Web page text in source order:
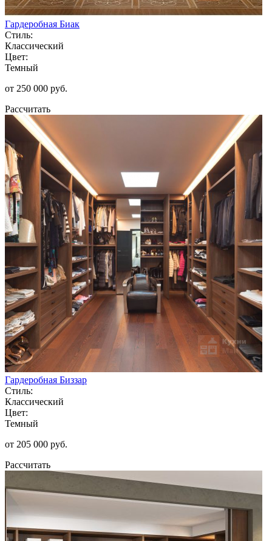
Гардеробная Биак
Стиль:
Классический
Цвет:
Темный
от 250 000 руб.
Рассчитать
Гардеробная Биззар
Стиль:
Классический
Цвет:
Темный
от 205 000 руб.
Рассчитать